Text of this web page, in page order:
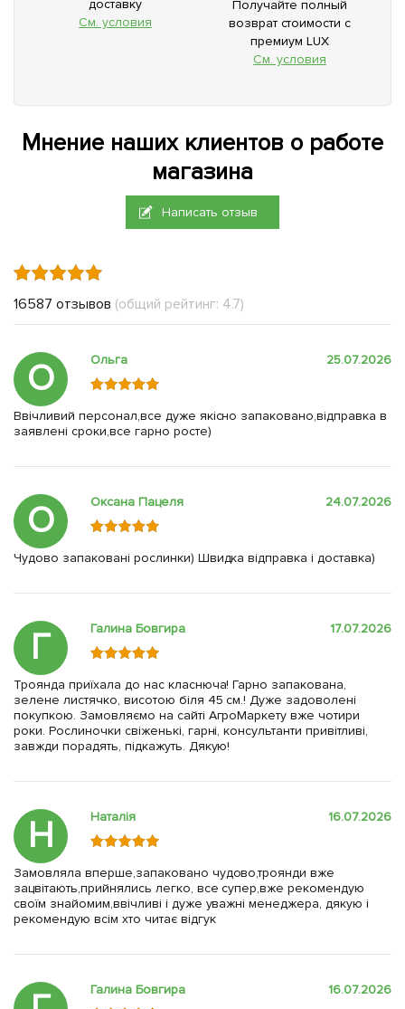
доставку
См. условия
Получайте полный
возврат стоимости с
премиум LUX
См. условия
Мнение наших клиентов о работе
магазина
Написать отзыв
16587 отзывов (общий рейтинг: 4.7)
О Ольга 25.07.2026
Ввічливий персонал,все дуже якісно запаковано,відправка в
заявлені сроки,все гарно росте)
О Оксана Пацеля 24.07.2026
Чудово запаковані рослинки) Швидка відправка і доставка)
Г Галина Бовгира 17.07.2026
Троянда приїхала до нас класнюча! Гарно запакована,
зелене листячко, висотою біля 45 см.! Дуже задоволені
покупкою. Замовляємо на сайті АгроМаркету вже чотири
роки. Рослиночки свіженькі, гарні, консультанти привітливі,
завжди порадять, підкажуть. Дякую!
Н Наталія 16.07.2026
Замовляла вперше,запаковано чудово,троянди вже
зацвітають,прийнялись легко, все супер,вже рекомендую
своїм знайомим,ввічливі і дуже уважні менеджера, дякую і
рекомендую всім хто читає відгук
Галина Бовгира 16.07.2026